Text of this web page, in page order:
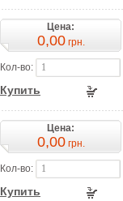
Цена:
0,00грн.
Кол-во:
Купить
Цена:
0,00грн.
Кол-во:
Купить